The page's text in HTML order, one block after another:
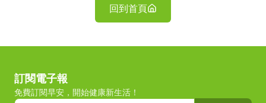
回到首頁
訂閱電子報
免費訂閱早安，開始健康新生活！